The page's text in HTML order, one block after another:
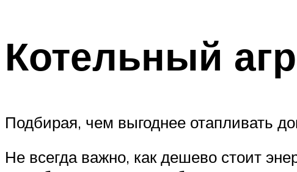
Котельный
Подбирая, чем выгоднее отапливать
Не всегда важно, как дешево стоит